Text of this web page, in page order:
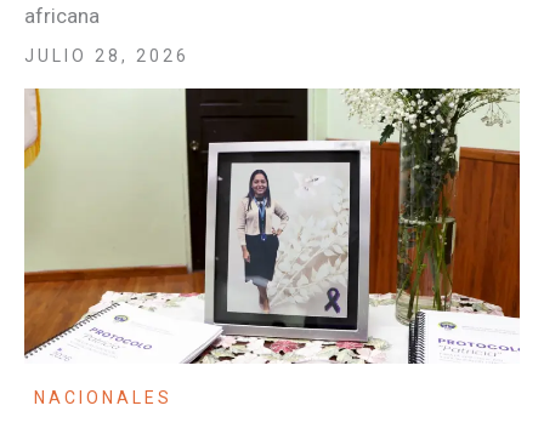
africana
JULIO 28, 2026
NACIONALES